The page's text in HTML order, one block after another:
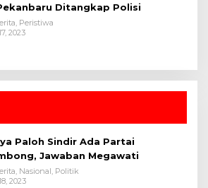
Ditangkap Polisi
Peristiwa
2023
Paloh Sindir Ada Partai
Jawaban Megawati
Nasional, Politik
2023